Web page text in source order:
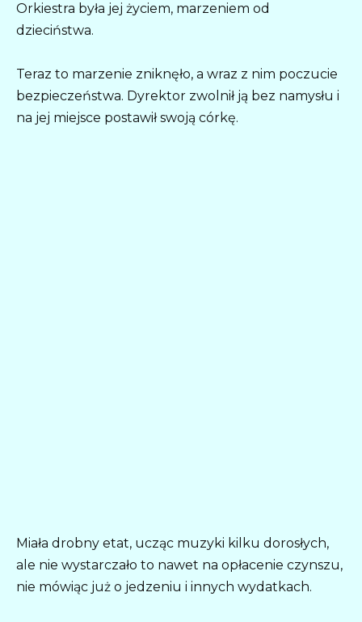
Orkiestra była jej życiem, marzeniem od
dzieciństwa.
Teraz to marzenie zniknęło, a wraz z nim poczucie
bezpieczeństwa. Dyrektor zwolnił ją bez namysłu i
na jej miejsce postawił swoją córkę.
Miała drobny etat, ucząc muzyki kilku dorosłych,
ale nie wystarczało to nawet na opłacenie czynszu,
nie mówiąc już o jedzeniu i innych wydatkach.